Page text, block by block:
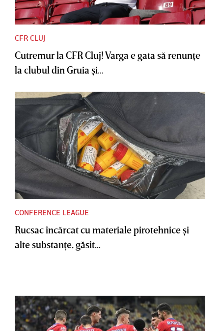
CFR CLUJ
Cutremur la CFR Cluj! Varga e gata să renunţe
la clubul din Gruia şi...
CONFERENCE LEAGUE
Rucsac încărcat cu materiale pirotehnice şi
alte substanţe, găsit...